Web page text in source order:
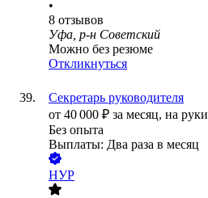
•
8 отзывов
Уфа, р-н Советский
Можно без резюме
Откликнуться
Секретарь руководителя
от 40 000 ₽ за месяц, на руки
Без опыта
Выплаты: Два раза в месяц
НУР